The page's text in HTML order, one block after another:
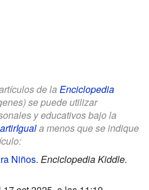
de la Enciclopedia
se puede utilizar
y educativos bajo la
a menos que se indique
Niños. Enciclopedia Kiddle.